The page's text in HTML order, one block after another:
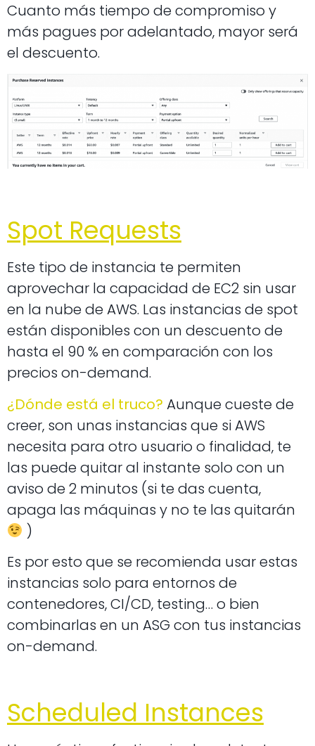
Cuanto más tiempo de compromiso y
más pagues por adelantado, mayor será
el descuento.
Spot Requests
Este tipo de instancia te permiten
aprovechar la capacidad de EC2 sin usar
en la nube de AWS. Las instancias de spot
están disponibles con un descuento de
hasta el 90 % en comparación con los
precios on-demand.
¿Dónde está el truco? Aunque cueste de
creer, son unas instancias que si AWS
necesita para otro usuario o finalidad, te
las puede quitar al instante solo con un
aviso de 2 minutos (si te das cuenta,
apaga las máquinas y no te las quitarán
)
Es por esto que se recomienda usar estas
instancias solo para entornos de
contenedores, CI/CD, testing… o bien
combinarlas en un ASG con tus instancias
on-demand.
Scheduled Instances